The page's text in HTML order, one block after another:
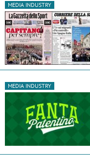
MEDIA INDUSTRY
MEDIA INDUSTRY